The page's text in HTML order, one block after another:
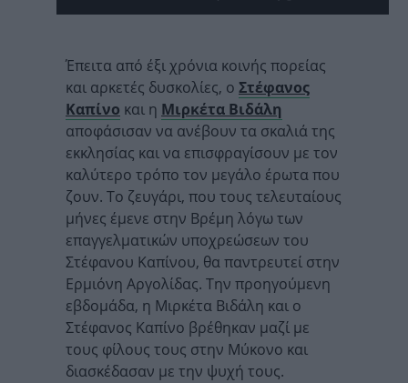
Έπειτα από έξι χρόνια κοινής πορείας
και αρκετές δυσκολίες, ο Στέφανος
Καπίνο και η Μιρκέτα Βιδάλη
αποφάσισαν να ανέβουν τα σκαλιά της
εκκλησίας και να επισφραγίσουν με τον
καλύτερο τρόπο τον μεγάλο έρωτα που
ζουν. Το ζευγάρι, που τους τελευταίους
μήνες έμενε στην Βρέμη λόγω των
επαγγελματικών υποχρεώσεων του
Στέφανου Καπίνου, θα παντρευτεί στην
Ερμιόνη Αργολίδας. Την προηγούμενη
εβδομάδα, η Μιρκέτα Βιδάλη και ο
Στέφανος Καπίνο βρέθηκαν μαζί με
τους φίλους τους στην Μύκονο και
διασκέδασαν με την ψυχή τους.